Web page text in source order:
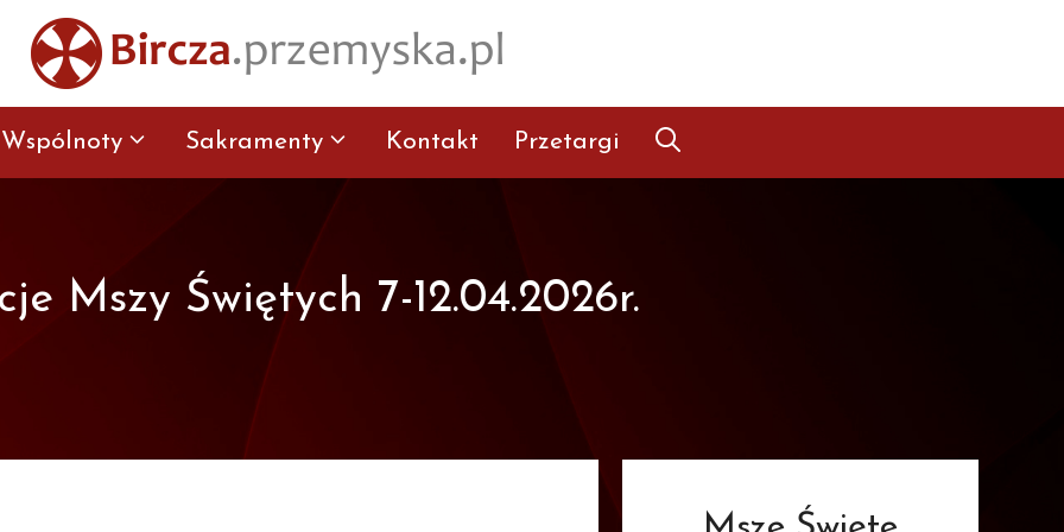
Wspólnoty Sakramenty Kontakt Przetargi
Mszy Świętych 7-12.04.2026r.